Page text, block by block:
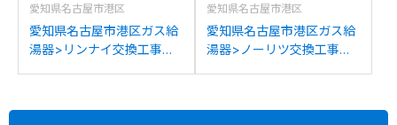
愛知県名古屋市港区
愛知県名古屋市港区ガス給
湯器>リンナイ交換工事施
愛知県名古屋市港区
愛知県名古屋市港区ガス給
湯器>ノーリツ交換工事施